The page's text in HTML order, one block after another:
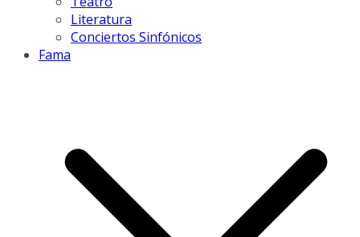
Literatura
Conciertos Sinfónicos
Fama